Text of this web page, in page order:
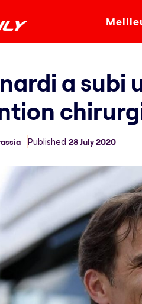
a subi
Published 28 July 2020